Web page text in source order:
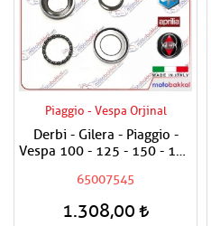
Piaggio - Vespa Orjinal
Derbi - Gilera - Piaggio -
Vespa 100 - 125 - 150 - 180
Maşa Rulman Set Alt - Furş
Rulman Set Alt
65007545
1.308,00